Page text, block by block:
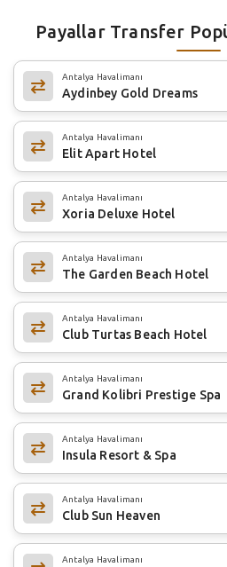
Payallar Transfer
Antalya Havalimanı
Aydinbey Gold Dreams
Antalya Havalimanı
Elit Apart Hotel
Antalya Havalimanı
Xoria Deluxe Hotel
Antalya Havalimanı
The Garden Beach Hotel
Antalya Havalimanı
Club Turtas Beach Hotel
Antalya Havalimanı
Grand Kolibri Prestige Spa
Antalya Havalimanı
Insula Resort & Spa
Antalya Havalimanı
Club Sun Heaven
Antalya Havalimanı